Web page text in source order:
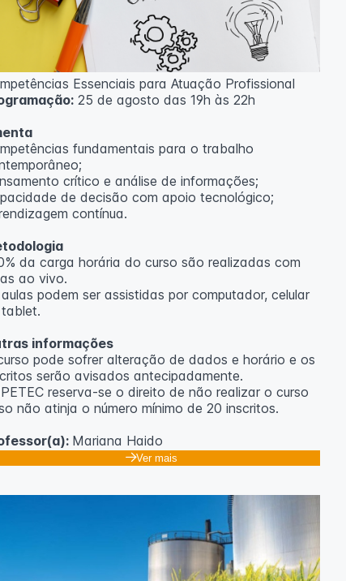
Essenciais para Atuação Profissional
25 de agosto das 19h às 22h
fundamentais para o trabalho
crítico e análise de informações;
de decisão com apoio tecnológico;
contínua.
da carga horária do curso são realizadas com
ao vivo.
podem ser assistidas por computador, celular
informações
pode sofrer alteração de dados e horário e os
serão avisados ​​antecipadamente.
reserva-se o direito de não realizar o curso
não atinja o número mínimo de 20 inscritos.
Mariana Haido
Ver mais